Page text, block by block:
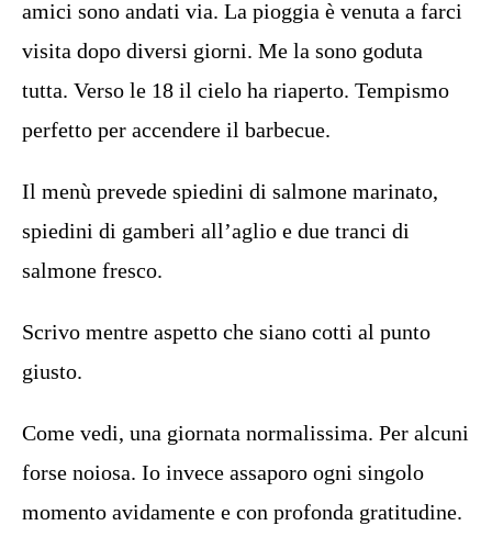
amici sono andati via. La pioggia è venuta a farci
visita dopo diversi giorni. Me la sono goduta
tutta. Verso le 18 il cielo ha riaperto. Tempismo
perfetto per accendere il barbecue.
Il menù prevede spiedini di salmone marinato,
spiedini di gamberi all’aglio e due tranci di
salmone fresco.
Scrivo mentre aspetto che siano cotti al punto
giusto.
Come vedi, una giornata normalissima. Per alcuni
forse noiosa. Io invece assaporo ogni singolo
momento avidamente e con profonda gratitudine.